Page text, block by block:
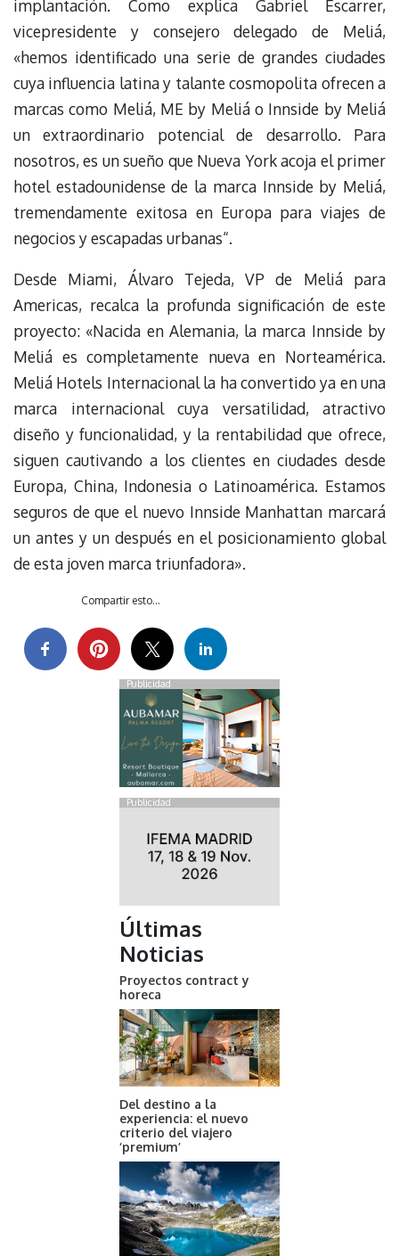
implantación. Como explica Gabriel Escarrer,
vicepresidente y consejero delegado de Meliá,
«hemos identificado una serie de grandes ciudades
cuya influencia latina y talante cosmopolita ofrecen a
marcas como Meliá, ME by Meliá o Innside by Meliá
un extraordinario potencial de desarrollo. Para
nosotros, es un sueño que Nueva York acoja el primer
hotel estadounidense de la marca Innside by Meliá,
tremendamente exitosa en Europa para viajes de
negocios y escapadas urbanas“.
Desde Miami, Álvaro Tejeda, VP de Meliá para
Americas, recalca la profunda significación de este
proyecto: «Nacida en Alemania, la marca Innside by
Meliá es completamente nueva en Norteamérica.
Meliá Hotels Internacional la ha convertido ya en una
marca internacional cuya versatilidad, atractivo
diseño y funcionalidad, y la rentabilidad que ofrece,
siguen cautivando a los clientes en ciudades desde
Europa, China, Indonesia o Latinoamérica. Estamos
seguros de que el nuevo Innside Manhattan marcará
un antes y un después en el posicionamiento global
de esta joven marca triunfadora».
Compartir esto...
Publicidad
Publicidad
Últimas
Noticias
Proyectos contract y
horeca
Del destino a la
experiencia: el nuevo
criterio del viajero
‘premium’